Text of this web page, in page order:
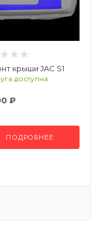
крыши JAC S1
доступна
₽
ПОДРОБНЕЕ